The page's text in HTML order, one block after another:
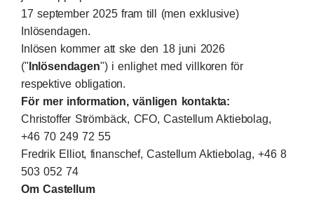
17 september 2025 fram till (men exklusive)
Inlösendagen.
Inlösen kommer att ske den 18 juni 2026
(" Inlösendagen") i enlighet med villkoren för
respektive obligation.
För mer information, vänligen kontakta:
Christoffer Strömbäck, CFO, Castellum Aktiebolag,
+46 70 249 72 55
Fredrik Elliot, finanschef, Castellum Aktiebolag, +46 8
503 052 74
Om Castellum